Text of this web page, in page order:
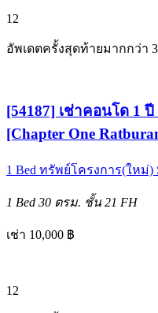
12
อัพเดตครั้งสุดท้ายมากกว่า
[54187] เช่าคอนโด 1
[Chapter One
1 Bed ทรัพย์โครงการ(ใหม่)
1 Bed 30 ตรม. ชั้น 21 FH
เช่า 10,000 ฿
12